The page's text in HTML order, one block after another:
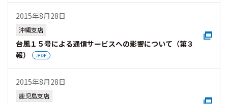
2015年8月28日
沖縄支店
台風１５号による通信サービスへの影響について（第３
報）
2015年8月28日
鹿児島支店